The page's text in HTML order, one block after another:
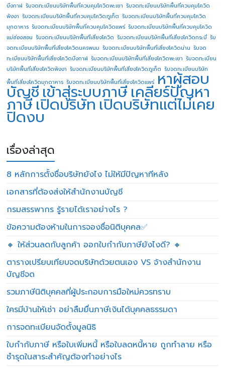
บึงกาฬ รับจดทะเบียนบริษัทพื้นที่ควบคุมโควิดพะเยา รับจดทะเบียนบริษัทพื้นที่ควบคุมโควิด
พังงา รับจดทะเบียนบริษัทพื้นที่ควบคุมโควิดภูเก็ต รับจดทะเบียนบริษัทพื้นที่ควบคุมโควิด
มุกดาหาร รับจดทะเบียนบริษัทพื้นที่ควบคุมโควิดแพร่ รับจดทะเบียนบริษัทพื้นที่ควบคุมโควิด
แม่ฮ่องสอน รับจดทะเบียนบริษัทพื้นที่เสี่ยงโควิด รับจดทะเบียนบริษัทพื้นที่เสี่ยงโควิดกระบี่ รับ
จดทะเบียนบริษัทพื้นที่เสี่ยงโควิดนครพนม รับจดทะเบียนบริษัทพื้นที่เสี่ยงโควิดน่าน รับจด
ทะเบียนบริษัทพื้นที่เสี่ยงโควิดบึงกาฬ รับจดทะเบียนบริษัทพื้นที่เสี่ยงโควิดพะเยา รับจดทะเบียน
บริษัทพื้นที่เสี่ยงโควิดพังงา รับจดทะเบียนบริษัทพื้นที่เสี่ยงโควิดภูเก็ต รับจดทะเบียนบริษัท
พื้นที่เสี่ยงโควิดมุกดาหาร รับจดทะเบียนบริษัทพื้นที่เสี่ยงโควิดแพร่ หาผู้สอบ
บัญชี เข้าสู่ระบบภาษี เคลียร์ปัญหา
ภาษีเปิดบริษัทเปิดบริษัทแต่ไม่เคย
ปิดงบ
เรื่องล่าสุด
8 หลักการตั้งชื่อบริษัทยังไง ไม่ให้มีปัญหาทีหลัง
เอกสารที่ต้องส่งให้สำนักงานบัญชี
กรมสรรพากร รู้รายได้เราอย่างไร ?
ข้อความต้องห้ามในการจองชื่อนิติบุคคล✅
🔸 ให้ส่วนลดกับลูกค้า ออกใบกำกับภาษียังไงดี? 🔸
ตารางเปรียบเทียบจดบริษัทด้วยตนเอง VS จ้างสำนักงาน
บัญชีจด
รวมภาษีนิติบุคคลที่ผู้ประกอบการมือใหม่ควรทราบ
ใครมีบ้านให้เช่า อย่าลืมยื่นภาษีเงินได้บุคคลธรรมดา
การจดทะเบียนจัดตั้งมูลนิธิ
ใบกำกับภาษี หรือใบเพิ่มหนี้ หรือใบลดหนี้หาย ถูกทำลาย หรือ
ชำรุดในสาระสำคัญต้องทำอย่างไร